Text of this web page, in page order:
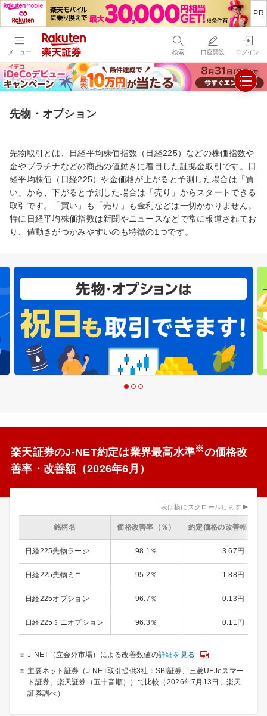
メニュー 検索 口座開設 ログイン
先物・オプション
先物取引とは、日経平均株価指数（日経225）などの株価指数や
金やプラチナなどの商品の値動きに着目した証拠金取引です。日
経平均株価（日経225）や金価格が上がると予測した場合は「買
い」から、下がると予測した場合は「売り」からスタートできる
取引です。「買い」も「売り」も金利などは一切かかりません。
特に日経平均株価指数は新聞やニュースなどで常に報道されてお
り、値動きがつかみやすいのも特徴の1つです。
楽天証券のJ-NET約定は業界最高水準※の価格改
善率・改善額（2026年6月）
表は横にスクロールします
銘柄名 価格改善率（％） 約定価格の改善幅（円/
日経225先物ラージ 98.1％ 3.67円
日経225先物ミニ 95.2％ 1.88円
日経225オプション 96.7％ 0.13円
日経225ミニオプション 96.3％ 0.11円
J-NET（立会外市場）による改善数値の詳細を見る
主要ネット証券（J-NET取引提供3社：SBI証券、三菱UFJeスマー
ト証券、楽天証券（五十音順））で比較（2026年7月13日、楽天
証券調べ）